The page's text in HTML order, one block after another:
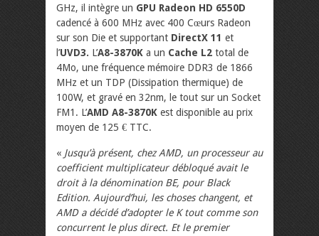
GHz, il intègre un GPU Radeon HD 6550D
cadencé à 600 MHz avec 400 Cœurs Radeon
sur son Die et supportant DirectX 11 et
l’UVD3. L’A8-3870K a un Cache L2 total de
4Mo, une fréquence mémoire DDR3 de 1866
MHz et un TDP (Dissipation thermique) de
100W, et gravé en 32nm, le tout sur un Socket
FM1. L’AMD A8-3870K est disponible au prix
moyen de 125 € TTC.
« Jusqu’à présent, chez AMD, un processeur au
coefficient multiplicateur débloqué avait le
droit à la dénomination BE, pour Black
Edition. Aujourd’hui, les choses changent, et
AMD a décidé d’adopter le K tout comme son
concurrent le plus direct. Et le premier